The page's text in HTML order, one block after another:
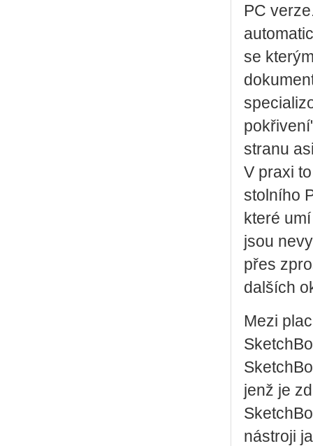
PC
se
stranu
V praxi
stolního
které
jsou
přes
dalších
Mezi
jenž je
nástroji